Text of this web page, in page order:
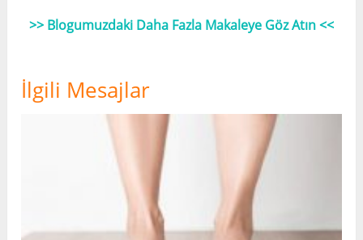
>> Blogumuzdaki Daha Fazla Makaleye Göz Atın <<
İlgili Mesajlar